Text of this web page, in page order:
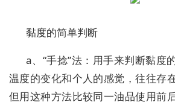
黏度的简单判断
a、“手捻”法：用手来判断黏度
温度的变化和个人的感觉，往往存
但用这种方法比较同一油品使用前